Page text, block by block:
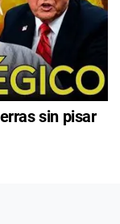
sin pisar